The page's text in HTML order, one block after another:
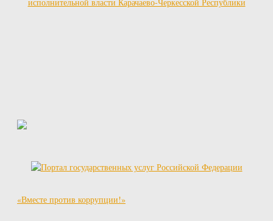
«Вместе против коррупции!»